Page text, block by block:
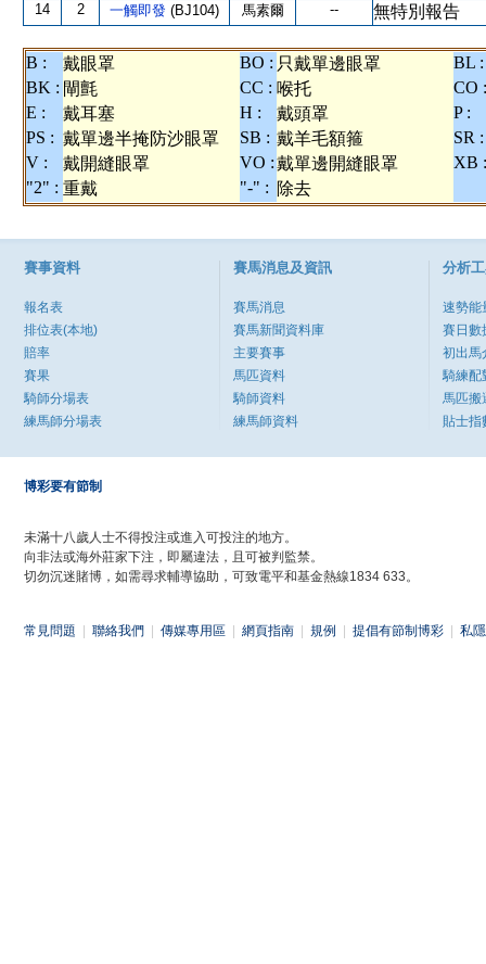
14 2 一觸即發 (BJ104) 馬素爾 -- 無特別報告
B : 戴眼罩 BO : 只戴單邊眼罩
BL :
BK : 閘氈 CC : 喉托
CO :
E :
戴耳塞 H : 戴頭罩
P :
PS : 戴單邊半掩防沙眼罩 SB : 戴羊毛額箍
SR :
V :
戴開縫眼罩 VO :戴單邊開縫眼罩
XB :
"2" : 重戴 "-" : 除去
賽事資料
報名表
排位表(本地)
賠率
賽果
騎師分場表
練馬師分場表
賽馬消息及資訊
賽馬消息
賽馬新聞資料庫
主要賽事
馬匹資料
騎師資料
練馬師資料
分析
速勢能
賽日數
初出馬
騎練配
馬匹搬
貼士指
博彩要有節制
未滿十八歲人士不得投注或進入可投注的地方。
向非法或海外莊家下注，即屬違法，且可被判監禁。
切勿沉迷賭博，如需尋求輔導協助，可致電平和基金熱線1834 633。
常見問題 聯絡我們 傳媒專用區 網頁指南 規例 提倡有節制博彩 私